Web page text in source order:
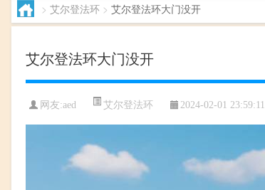
> 艾尔登法环 > 艾尔登法环大门没开
艾尔登法环大门没开
网友:aed 艾尔登法环 2024-02-01 23:59:11